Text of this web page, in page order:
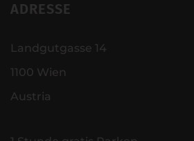
ADRESSE
Landgutgasse 14
1100 Wien
Austria